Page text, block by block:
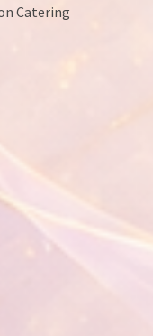
Catering